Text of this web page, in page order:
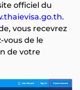
officiel du
.
vous recevrez
vous de le
de votre